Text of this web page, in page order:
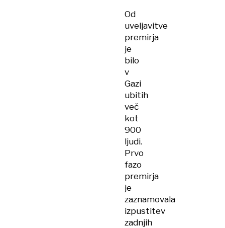
proti
Izraelu
Od
uveljavitve
premirja
je
bilo
v
Gazi
ubitih
več
kot
900
ljudi.
Prvo
fazo
premirja
je
zaznamovala
izpustitev
zadnjih